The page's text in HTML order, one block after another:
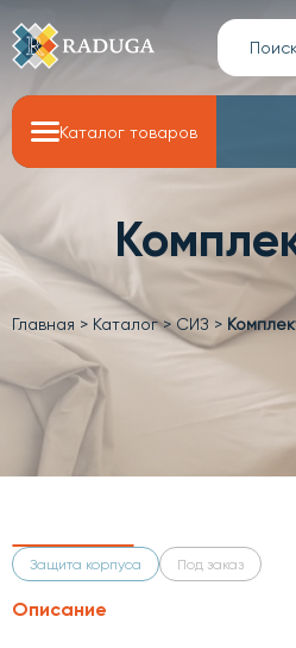
Каталог товаров
Главная > Каталог>СИЗ >
Защита корпуса Под заказ
Описание